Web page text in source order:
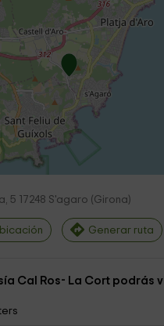
5 17248 S'agaro (Girona)
Generar ruta
Cal Ros- La Cort podrás